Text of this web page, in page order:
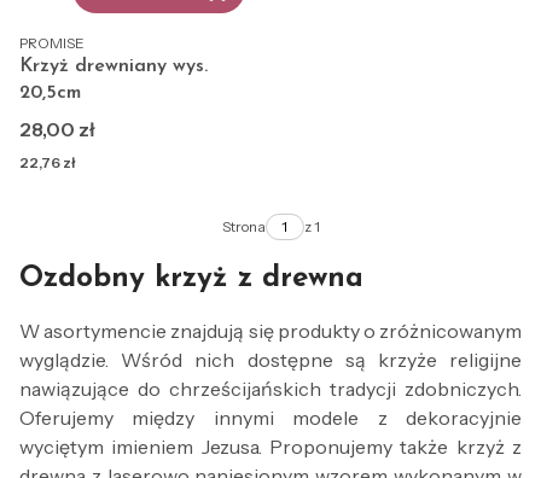
PRODUCENT
PROMISE
Krzyż drewniany wys.
20,5cm
Cena
28,00 zł
Cena
22,76 zł
Strona z 1
Ozdobny krzyż z drewna
W asortymencie znajdują się produkty o zróżnicowanym
wyglądzie. Wśród nich dostępne są krzyże religijne
nawiązujące do chrześcijańskich tradycji zdobniczych.
Oferujemy między innymi modele z dekoracyjnie
wyciętym imieniem Jezusa. Proponujemy także krzyż z